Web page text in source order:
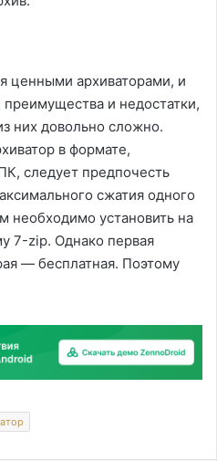
ценными архиваторами, и
и недостатки,
них довольно сложно.
в формате,
следует предпочесть
сжатия одного
необходимо установить на
7-zip. Однако первая
— бесплатная. Поэтому